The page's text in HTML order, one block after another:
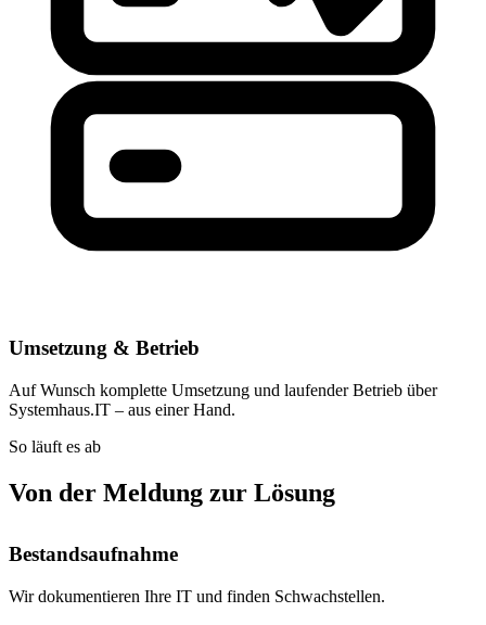
Umsetzung & Betrieb
Auf Wunsch komplette Umsetzung und laufender Betrieb über
Systemhaus.IT – aus einer Hand.
So läuft es ab
Von der Meldung zur Lösung
Bestandsaufnahme
Wir dokumentieren Ihre IT und finden Schwachstellen.